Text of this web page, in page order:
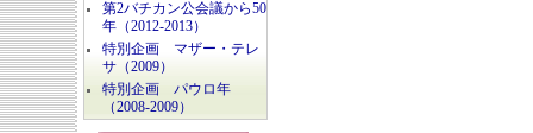
第2バチカン公会議から50
年（2012-2013）
特別企画 マザー・テレ
サ（2009）
特別企画 パウロ年
（2008-2009）